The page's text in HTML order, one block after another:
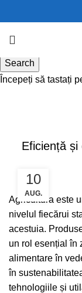
Blog
Eficiență
10
AUG.
Agricultura este
nivelul fiecărui
acestuia.
un rol esențial în
alimentare în
în
tehnologiile și
Search
Începeți să tastați